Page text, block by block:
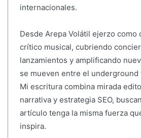
internacionales.
Desde Arepa Volátil ejerzo como
crítico musical, cubriendo
lanzamientos y amplificando
se mueven entre el underground
Mi escritura combina mirada
narrativa y estrategia SEO,
artículo tenga la misma fuerza
inspira.